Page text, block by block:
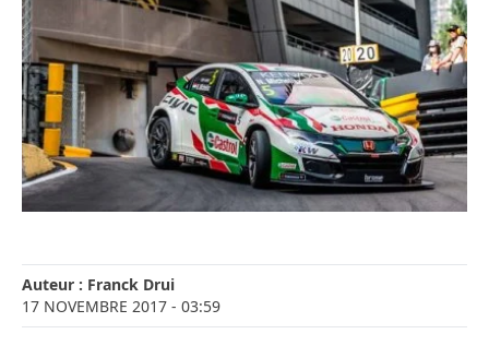
Auteur : Franck Drui
17 NOVEMBRE 2017 - 03:59